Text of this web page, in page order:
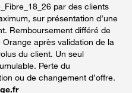
par des clients
sur présentation d’une
Remboursement différé de
après validation de la
du client. Un seul
Perte du
ou de changement d’offre.